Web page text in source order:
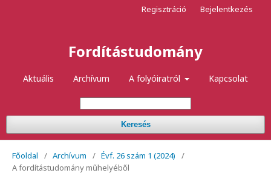
Fordítástudomány
Aktuális Archívum A folyóiratról Kapcsolat
Keresés
Regisztráció Bejelentkezés
Főoldal / Archívum / Évf. 26 szám 1 (2024)
/
A fordítástudomány műhelyéből